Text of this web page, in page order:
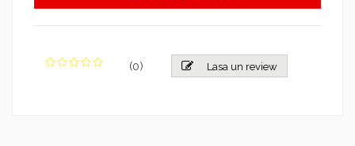
(0) Lasa un review